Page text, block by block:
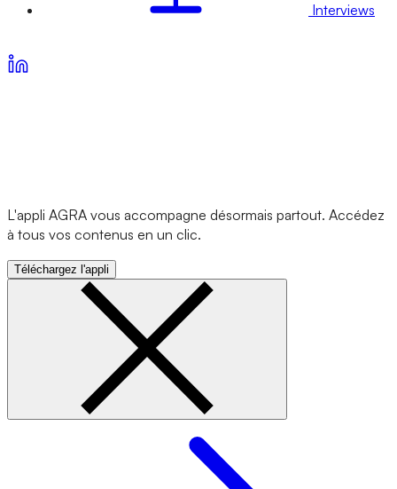
Interviews
L'appli AGRA vous accompagne désormais partout. Accédez
à tous vos contenus en un clic.
Téléchargez l'appli